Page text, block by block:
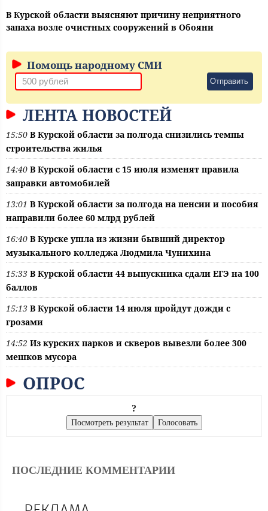
В Курской области выясняют причину неприятного
запаха возле очистных сооружений в Обояни
Помощь народному СМИ
Отправить
ЛЕНТА НОВОСТЕЙ
15:50 В Курской области за полгода снизились темпы
строительства жилья
14:40 В Курской области с 15 июля изменят правила
заправки автомобилей
13:01 В Курской области за полгода на пенсии и пособия
направили более 60 млрд рублей
16:40 В Курске ушла из жизни бывший директор
музыкального колледжа Людмила Чунихина
15:33 В Курской области 44 выпускника сдали ЕГЭ на 100
баллов
15:13 В Курской области 14 июля пройдут дожди с
грозами
14:52 Из курских парков и скверов вывезли более 300
мешков мусора
ОПРОС
?
ПОСЛЕДНИЕ КОММЕНТАРИИ